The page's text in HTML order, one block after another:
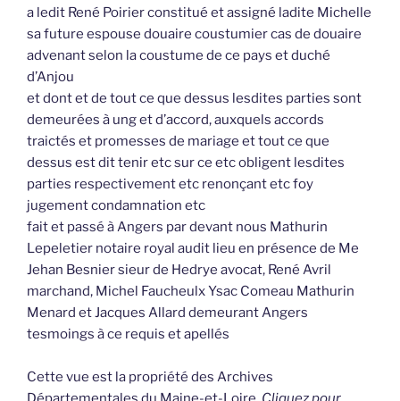
a ledit René Poirier constitué et assigné ladite Michelle
sa future espouse douaire coustumier cas de douaire
advenant selon la coustume de ce pays et duché
d’Anjou
et dont et de tout ce que dessus lesdites parties sont
demeurées à ung et d’accord, auxquels accords
traictés et promesses de mariage et tout ce que
dessus est dit tenir etc sur ce etc obligent lesdites
parties respectivement etc renonçant etc foy
jugement condamnation etc
fait et passé à Angers par devant nous Mathurin
Lepeletier notaire royal audit lieu en présence de Me
Jehan Besnier sieur de Hedrye avocat, René Avril
marchand, Michel Faucheulx Ysac Comeau Mathurin
Menard et Jacques Allard demeurant Angers
tesmoings à ce requis et apellés
Cette vue est la propriété des Archives